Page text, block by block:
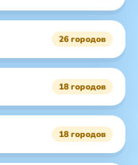
26 городов
18 городов
18 городов